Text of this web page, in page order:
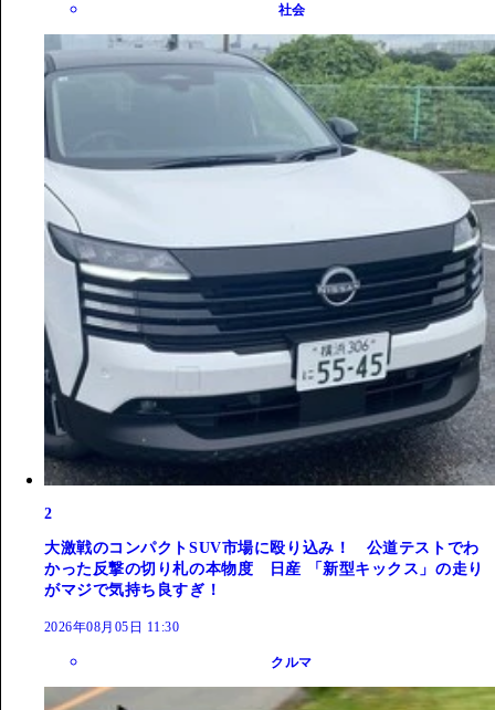
社会
2
大激戦のコンパクトSUV市場に殴り込み！ 公道テストでわ
かった反撃の切り札の本物度 日産 「新型キックス」の走り
がマジで気持ち良すぎ！
2026年08月05日 11:30
クルマ